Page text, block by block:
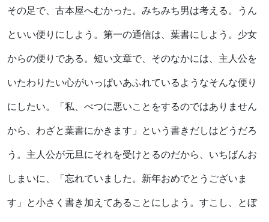
その足で、古本屋へむかった。みちみち男は考える。うん
といい便りにしよう。第一の通信は、葉書にしよう。少女
からの便りである。短い文章で、そのなかには、主人公を
いたわりたい心がいっぱいあふれているようなそんな便り
にしたい。「私、べつに悪いことをするのではありません
から、わざと葉書にかきます」という書きだしはどうだろ
う。主人公が元旦にそれを受けとるのだから、いちばんお
しまいに、「忘れていました。新年おめでとうございま
す」と小さく書き加えてあることにしよう。すこし、とぼ